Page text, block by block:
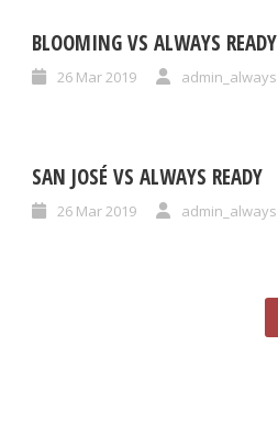
BLOOMING VS ALWAYS READY
26 Mar 2019
admin_always
SAN JOSÉ VS ALWAYS READY
26 Mar 2019
admin_always